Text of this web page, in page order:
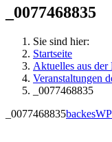
_0077468835
Sie sind hier:
Startseite
Aktuelles aus
Veranstaltungen
_0077468835
_0077468835